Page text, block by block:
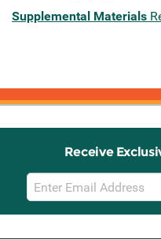
Supplemental Materials
Receive
Email
Sign
Up